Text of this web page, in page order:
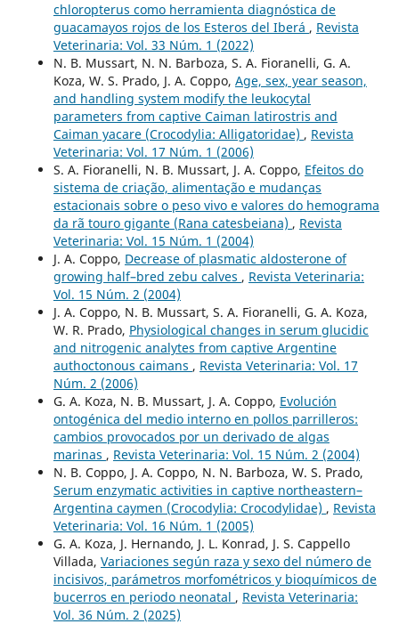
chloropterus como herramienta diagnóstica de
guacamayos rojos de los Esteros del Iberá , Revista
Veterinaria: Vol. 33 Núm. 1 (2022)
N. B. Mussart, N. N. Barboza, S. A. Fioranelli, G. A.
Koza, W. S. Prado, J. A. Coppo, Age, sex, year season,
and handling system modify the leukocytal
parameters from captive Caiman latirostris and
Caiman yacare (Crocodylia: Alligatoridae) , Revista
Veterinaria: Vol. 17 Núm. 1 (2006)
S. A. Fioranelli, N. B. Mussart, J. A. Coppo, Efeitos do
sistema de criação, alimentação e mudanças
estacionais sobre o peso vivo e valores do hemograma
da rã touro gigante (Rana catesbeiana) , Revista
Veterinaria: Vol. 15 Núm. 1 (2004)
J. A. Coppo, Decrease of plasmatic aldosterone of
growing half–bred zebu calves , Revista Veterinaria:
Vol. 15 Núm. 2 (2004)
J. A. Coppo, N. B. Mussart, S. A. Fioranelli, G. A. Koza,
W. R. Prado, Physiological changes in serum glucidic
and nitrogenic analytes from captive Argentine
authoctonous caimans , Revista Veterinaria: Vol. 17
Núm. 2 (2006)
G. A. Koza, N. B. Mussart, J. A. Coppo, Evolución
ontogénica del medio interno en pollos parrilleros:
cambios provocados por un derivado de algas
marinas , Revista Veterinaria: Vol. 15 Núm. 2 (2004)
N. B. Coppo, J. A. Coppo, N. N. Barboza, W. S. Prado,
Serum enzymatic activities in captive northeastern–
Argentina caymen (Crocodylia: Crocodylidae) , Revista
Veterinaria: Vol. 16 Núm. 1 (2005)
G. A. Koza, J. Hernando, J. L. Konrad, J. S. Cappello
Villada, Variaciones según raza y sexo del número de
incisivos, parámetros morfométricos y bioquímicos de
bucerros en periodo neonatal , Revista Veterinaria:
Vol. 36 Núm. 2 (2025)